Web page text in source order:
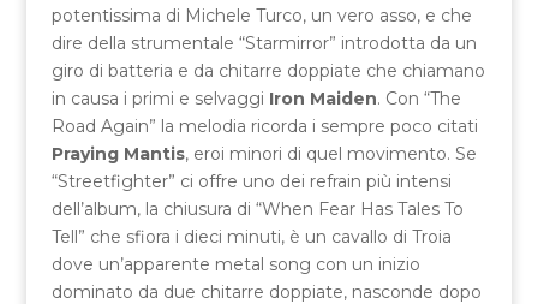
potentissima di Michele Turco, un vero asso, e che
dire della strumentale “Starmirror” introdotta da un
giro di batteria e da chitarre doppiate che chiamano
in causa i primi e selvaggi Iron Maiden. Con “The
Road Again” la melodia ricorda i sempre poco citati
Praying Mantis, eroi minori di quel movimento. Se
“Streetfighter” ci offre uno dei refrain più intensi
dell’album, la chiusura di “When Fear Has Tales To
Tell” che sfiora i dieci minuti, è un cavallo di Troia
dove un’apparente metal song con un inizio
dominato da due chitarre doppiate, nasconde dopo